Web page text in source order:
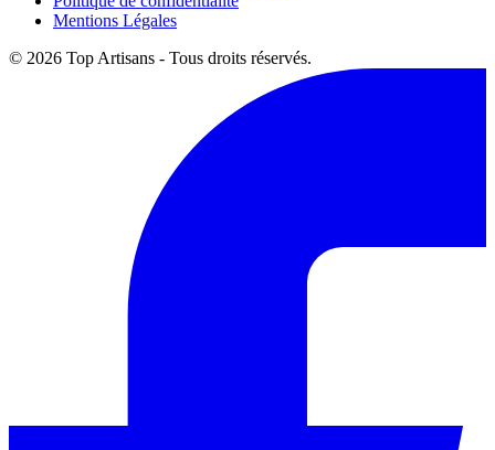
Mentions Légales
© 2026 Top Artisans - Tous droits réservés.